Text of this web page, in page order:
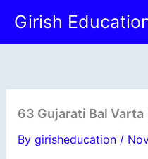
content
Girish
63 Gujarati Bal Varta
By girisheducation /